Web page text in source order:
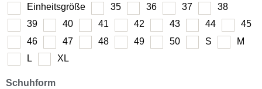
Einheitsgröße
35 36 37
38
39
40 41 42 43 44
45
46
47 48 49 50 S
M
L
XL
Schuhform